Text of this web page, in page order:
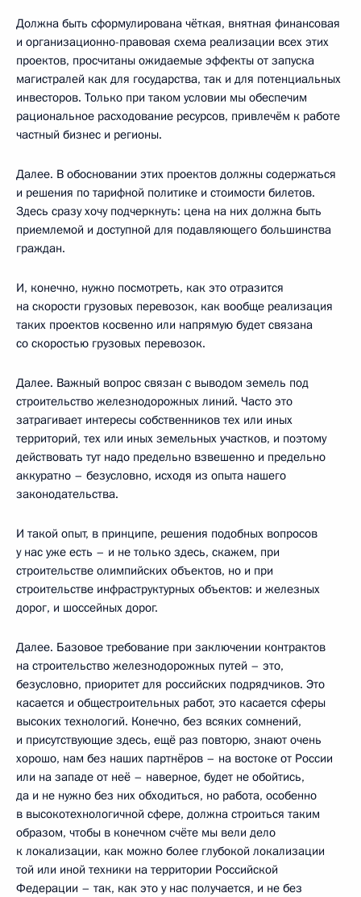
Должна быть сформулирована чёткая, внятная финансовая
и организационно-правовая схема реализации всех этих
проектов, просчитаны ожидаемые эффекты от запуска
магистралей как для государства, так и для потенциальных
инвесторов. Только при таком условии мы обеспечим
рациональное расходование ресурсов, привлечём к работе
частный бизнес и регионы.
Далее. В обосновании этих проектов должны содержаться
и решения по тарифной политике и стоимости билетов.
Здесь сразу хочу подчеркнуть: цена на них должна быть
приемлемой и доступной для подавляющего большинства
граждан.
И, конечно, нужно посмотреть, как это отразится
на скорости грузовых перевозок, как вообще реализация
таких проектов косвенно или напрямую будет связана
со скоростью грузовых перевозок.
Далее. Важный вопрос связан с выводом земель под
строительство железнодорожных линий. Часто это
затрагивает интересы собственников тех или иных
территорий, тех или иных земельных участков, и поэтому
действовать тут надо предельно взвешенно и предельно
аккуратно – безусловно, исходя из опыта нашего
законодательства.
И такой опыт, в принципе, решения подобных вопросов
у нас уже есть – и не только здесь, скажем, при
строительстве олимпийских объектов, но и при
строительстве инфраструктурных объектов: и железных
дорог, и шоссейных дорог.
Далее. Базовое требование при заключении контрактов
на строительство железнодорожных путей – это,
безусловно, приоритет для российских подрядчиков. Это
касается и общестроительных работ, это касается сферы
высоких технологий. Конечно, без всяких сомнений,
и присутствующие здесь, ещё раз повторю, знают очень
хорошо, нам без наших партнёров – на востоке от России
или на западе от неё – наверное, будет не обойтись,
да и не нужно без них обходиться, но работа, особенно
в высокотехнологичной сфере, должна строиться таким
образом, чтобы в конечном счёте мы вели дело
к локализации, как можно более глубокой локализации
той или иной техники на территории Российской
Федерации – так, как это у нас получается, и не без